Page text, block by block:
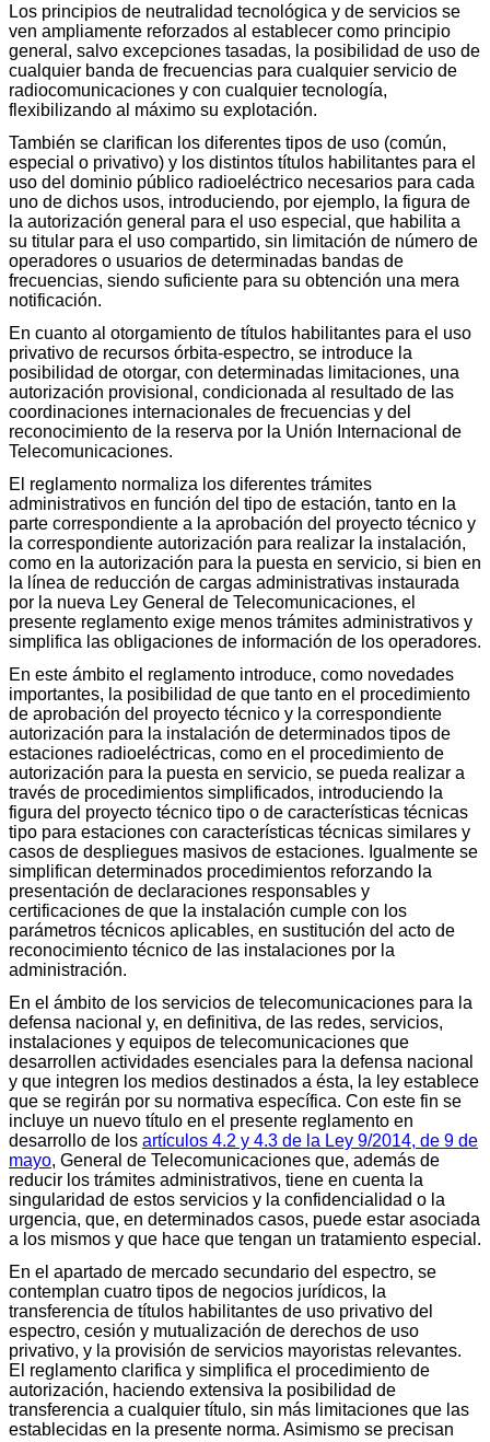
Los principios de neutralidad tecnológica y de servicios se
ven ampliamente reforzados al establecer como principio
general, salvo excepciones tasadas, la posibilidad de uso de
cualquier banda de frecuencias para cualquier servicio de
radiocomunicaciones y con cualquier tecnología,
flexibilizando al máximo su explotación.
También se clarifican los diferentes tipos de uso (común,
especial o privativo) y los distintos títulos habilitantes para el
uso del dominio público radioeléctrico necesarios para cada
uno de dichos usos, introduciendo, por ejemplo, la figura de
la autorización general para el uso especial, que habilita a
su titular para el uso compartido, sin limitación de número de
operadores o usuarios de determinadas bandas de
frecuencias, siendo suficiente para su obtención una mera
notificación.
En cuanto al otorgamiento de títulos habilitantes para el uso
privativo de recursos órbita-espectro, se introduce la
posibilidad de otorgar, con determinadas limitaciones, una
autorización provisional, condicionada al resultado de las
coordinaciones internacionales de frecuencias y del
reconocimiento de la reserva por la Unión Internacional de
Telecomunicaciones.
El reglamento normaliza los diferentes trámites
administrativos en función del tipo de estación, tanto en la
parte correspondiente a la aprobación del proyecto técnico y
la correspondiente autorización para realizar la instalación,
como en la autorización para la puesta en servicio, si bien en
la línea de reducción de cargas administrativas instaurada
por la nueva Ley General de Telecomunicaciones, el
presente reglamento exige menos trámites administrativos y
simplifica las obligaciones de información de los operadores.
En este ámbito el reglamento introduce, como novedades
importantes, la posibilidad de que tanto en el procedimiento
de aprobación del proyecto técnico y la correspondiente
autorización para la instalación de determinados tipos de
estaciones radioeléctricas, como en el procedimiento de
autorización para la puesta en servicio, se pueda realizar a
través de procedimientos simplificados, introduciendo la
figura del proyecto técnico tipo o de características técnicas
tipo para estaciones con características técnicas similares y
casos de despliegues masivos de estaciones. Igualmente se
simplifican determinados procedimientos reforzando la
presentación de declaraciones responsables y
certificaciones de que la instalación cumple con los
parámetros técnicos aplicables, en sustitución del acto de
reconocimiento técnico de las instalaciones por la
administración.
En el ámbito de los servicios de telecomunicaciones para la
defensa nacional y, en definitiva, de las redes, servicios,
instalaciones y equipos de telecomunicaciones que
desarrollen actividades esenciales para la defensa nacional
y que integren los medios destinados a ésta, la ley establece
que se regirán por su normativa específica. Con este fin se
incluye un nuevo título en el presente reglamento en
desarrollo de los artículos 4.2 y 4.3 de la Ley 9/2014, de 9 de
mayo, General de Telecomunicaciones que, además de
reducir los trámites administrativos, tiene en cuenta la
singularidad de estos servicios y la confidencialidad o la
urgencia, que, en determinados casos, puede estar asociada
a los mismos y que hace que tengan un tratamiento especial.
En el apartado de mercado secundario del espectro, se
contemplan cuatro tipos de negocios jurídicos, la
transferencia de títulos habilitantes de uso privativo del
espectro, cesión y mutualización de derechos de uso
privativo, y la provisión de servicios mayoristas relevantes.
El reglamento clarifica y simplifica el procedimiento de
autorización, haciendo extensiva la posibilidad de
transferencia a cualquier título, sin más limitaciones que las
establecidas en la presente norma. Asimismo se precisan